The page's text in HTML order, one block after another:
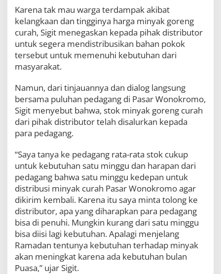
a
n
g
k
a
a
n
y
a
k
G
e
n
g
C
u
r
h
Karena tak mau warga terdampak akibat
kelangkaan dan tingginya harga minyak goreng
curah, Sigit menegaskan kepada pihak distributor
untuk segera mendistribusikan bahan pokok
tersebut untuk memenuhi kebutuhan dari
masyarakat.
Namun, dari tinjauannya dan dialog langsung
bersama puluhan pedagang di Pasar Wonokromo,
Sigit menyebut bahwa, stok minyak goreng curah
dari pihak distributor telah disalurkan kepada
para pedagang.
“Saya tanya ke pedagang rata-rata stok cukup
untuk kebutuhan satu minggu dan harapan dari
pedagang bahwa satu minggu kedepan untuk
distribusi minyak curah Pasar Wonokromo agar
dikirim kembali. Karena itu saya minta tolong ke
distributor, apa yang diharapkan para pedagang
bisa di penuhi. Mungkin kurang dari satu minggu
bisa diisi lagi kebutuhan. Apalagi menjelang
Ramadan tentunya kebutuhan terhadap minyak
akan meningkat karena ada kebutuhan bulan
Puasa,” ujar Sigit.